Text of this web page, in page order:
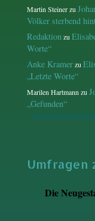
Martin Steinerzu
Völker sterbend
Redaktionzu
Worte“
Anke Kramerzu
„Letzte Worte“
Marilen Hartmannzu
„Gefunden“
Umfragen
Die